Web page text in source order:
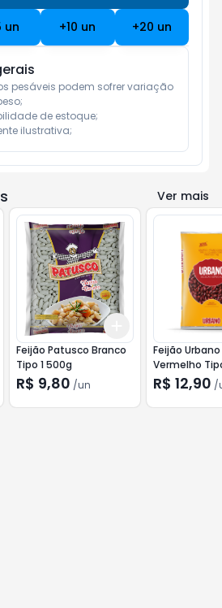
un +10 un +20 un
pesáveis podem sofrer variação
de estoque;
ilustrativa;
Ver mais
+5 +10 +10
Add
Feijão Patusco Branco
Tipo 1 500g
R$ 9,80 /un
Feijão Urbano
Vermelho
R$ 12,90 /